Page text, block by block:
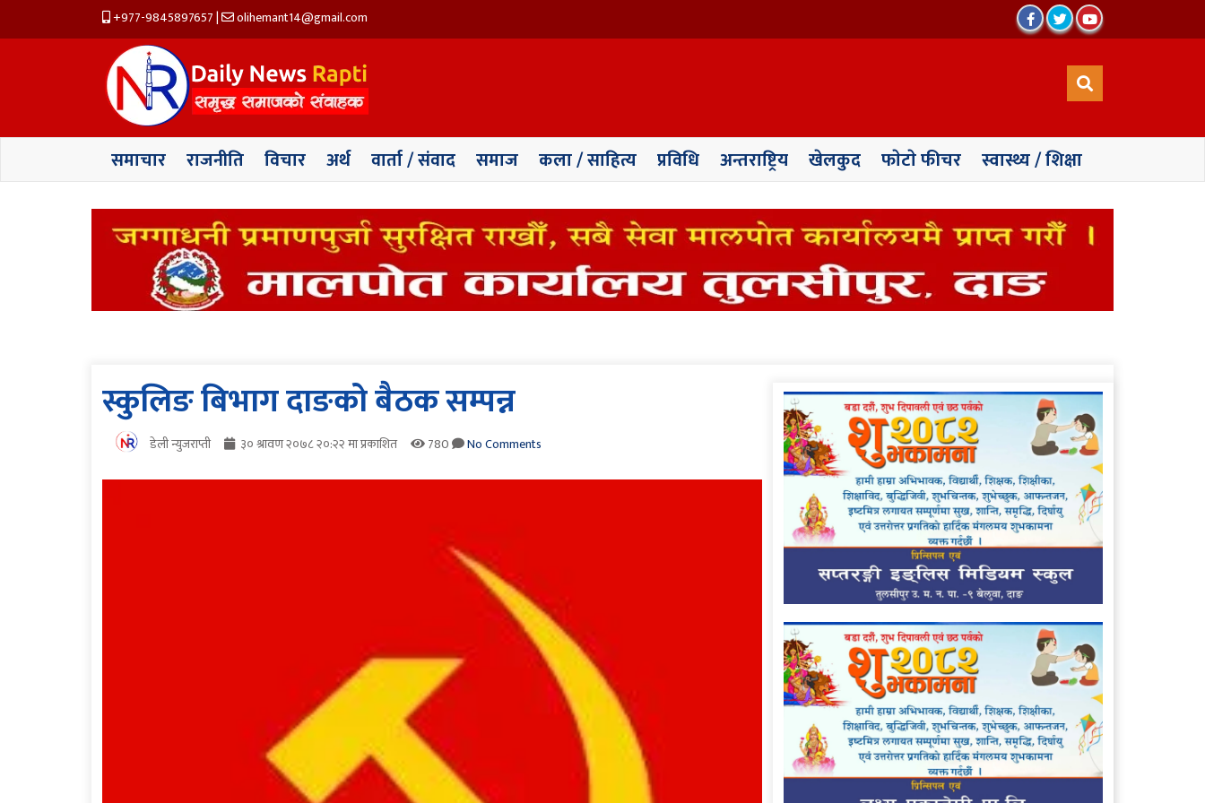
+977-9845897657| olihemant14@gmail.com
समाचार राजनीति विचार अर्थ वार्ता / संवाद समाज कला / साहित्य प्रविधि अन्तराष्ट्रिय खेलकुद फाेटाे फीचर स्वास्थ्य / शिक्षा
स्कुलिङ बिभाग दाङको बैठक सम्पन्न
डेली न्युजराप्ती ३० श्रावण २०७८ २०:२२ मा प्रकाशित 780 No Comments